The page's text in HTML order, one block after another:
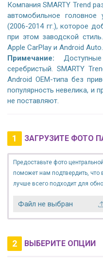
Компания SMARTY Trend
автомобильное
(2006-2014 гг.), которое
при этом заводской
Apple CarPlay и Android Auto.
Примечание:
серебристый. SMARTY
Android OEM-типа без
популярность невелика, и
не поставляют.
1 ЗАГРУЗИТЕ ФОТО
Предоставьте фото
поможет нам подтвердить, что
лучше всего подходит для
Файл не выбран
2 ВЫБЕРИТЕ ОПЦИИ